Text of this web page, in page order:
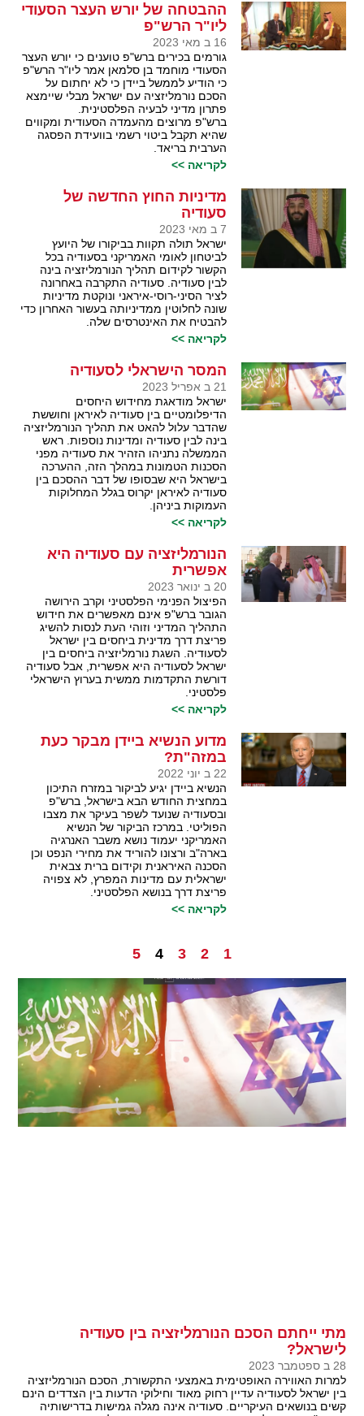
ההבטחה של יורש העצר הסעודי
ליו"ר הרש"פ
16 ב מאי 2023
גורמים בכירים ברש"פ טוענים כי יורש העצר
הסעודי מוחמד בן סלמאן אמר ליו"ר הרש"פ
כי הודיע לממשל ביידן כי לא יחתום על
הסכם נורמליזציה עם ישראל מבלי שיימצא
פתרון מדיני לבעיה הפלסטינית.
ברש"פ מרוצים מהעמדה הסעודית ומקווים
שהיא תקבל ביטוי רשמי בוועידת הפסגה
הערבית בריאד.
לקריאה >>
מדיניות החוץ החדשה של
סעודיה
7 ב מאי 2023
ישראל תולה תקוות בביקורו של היועץ
לביטחון לאומי האמריקני בסעודיה בכל
הקשור לקידום תהליך הנורמליזציה בינה
לבין סעודיה. סעודיה התקרבה באחרונה
לציר הסיני-רוסי-איראני ונוקטת מדיניות
שונה לחלוטין ממדיניותה בעשור האחרון כדי
להבטיח את האינטרסים שלה.
לקריאה >>
המסר הישראלי לסעודיה
21 ב אפריל 2023
ישראל מודאגת מחידוש היחסים
הדיפלומטיים בין סעודיה לאיראן וחוששת
שהדבר עלול להאט את תהליך הנורמליזציה
בינה לבין סעודיה ומדינות נוספות. ראש
הממשלה נתניהו הזהיר את סעודיה מפני
הסכנות הטמונות במהלך הזה, ההערכה
בישראל היא שבסופו של דבר ההסכם בין
סעודיה לאיראן יקרוס בגלל המחלוקות
העמוקות ביניהן.
לקריאה >>
הנורמליזציה עם סעודיה היא
אפשרית
20 ב ינואר 2023
הפיצול הפנימי הפלסטיני וקרב הירושה
הגובר ברש"פ אינם מאפשרים את חידוש
התהליך המדיני וזוהי העת לנסות להשיג
פריצת דרך מדינית ביחסים בין ישראל
לסעודיה. השגת נורמליזציה ביחסים בין
ישראל לסעודיה היא אפשרית, אבל סעודיה
דורשת התקדמות ממשית בערוץ הישראלי
פלסטיני.
לקריאה >>
מדוע הנשיא ביידן מבקר כעת
במזה"ת?
22 ב יוני 2022
הנשיא ביידן יגיע לביקור במזרח התיכון
במחצית החודש הבא בישראל, ברש"פ
ובסעודיה שנועד לשפר בעיקר את מצבו
הפוליטי. במרכז הביקור של הנשיא
האמריקני יעמוד נושא משבר האנרגיה
בארה"ב ורצונו להוריד את מחירי הנפט וכן
הסכנה האיראנית וקידום ברית צבאית
ישראלית עם מדינות המפרץ, לא צפויה
פריצת דרך בנושא הפלסטיני.
לקריאה >>
1
2
3
4
5
מתי ייחתם הסכם הנורמליזציה בין סעודיה
לישראל?
28 ב ספטמבר 2023
למרות האווירה האופטימית באמצעי התקשורת, הסכם הנורמליזציה
בין ישראל לסעודיה עדיין רחוק מאוד וחילוקי הדעות בין הצדדים הינם
קשים בנושאים העיקריים. סעודיה אינה מגלה גמישות בדרישותיה